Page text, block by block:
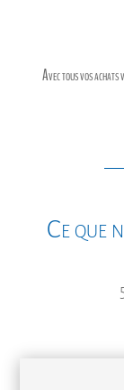
Avec tous vos achats
Ce que